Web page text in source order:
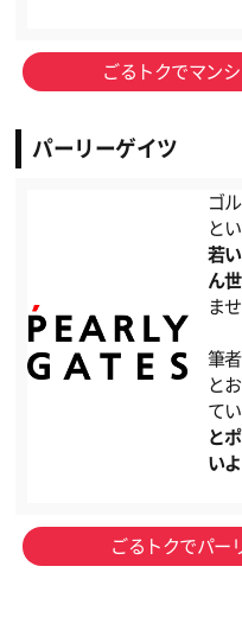
ごるトクでマン
パーリーゲイツ
ゴ
と
若
ん
ま
筆
と
て
と
い
ごるトクでパー